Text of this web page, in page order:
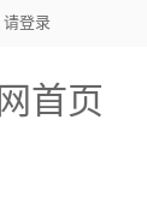
请登录
首页